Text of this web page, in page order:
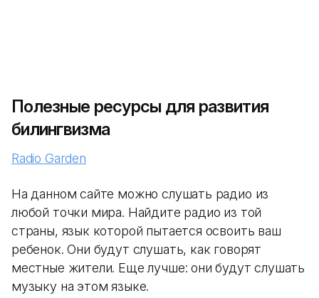
Полезные ресурсы для развития
билингвизма
Radio Garden
На данном сайте можно слушать радио из
любой точки мира. Найдите радио из той
страны, язык которой пытается освоить ваш
ребенок. Они будут слушать, как говорят
местные жители. Еще лучше: они будут слушать
музыку на этом языке.